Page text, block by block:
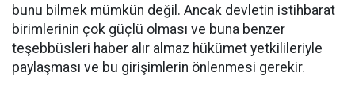
bunu bilmek mümkün değil. Ancak devletin istihbarat
birimlerinin çok güçlü olması ve buna benzer
teşebbüsleri haber alır almaz hükümet yetkilileriyle
paylaşması ve bu girişimlerin önlenmesi gerekir.